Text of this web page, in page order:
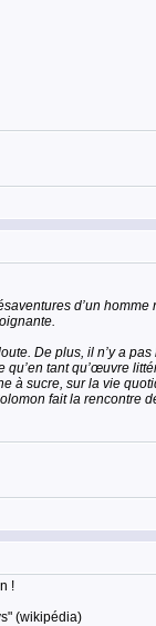
d’un
De plus, il n’y a
tant qu’œuvre
sucre, sur la vie
fait la rencontre
!
(wikipédia)